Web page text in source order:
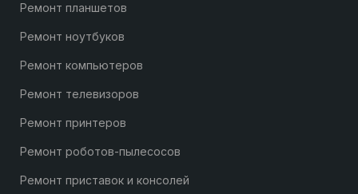
Ремонт планшетов
Ремонт ноутбуков
Ремонт компьютеров
Ремонт телевизоров
Ремонт принтеров
Ремонт роботов-пылесосов
Ремонт приставок и консолей